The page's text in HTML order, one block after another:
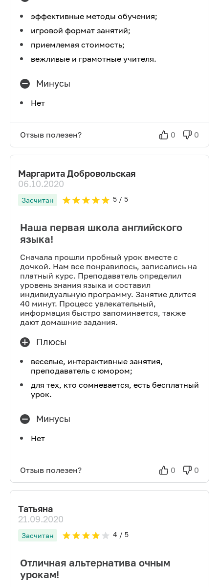
эффективные методы обучения;
игровой формат занятий;
приемлемая стоимость;
вежливые и грамотные учителя.
Минусы
Нет
Отзыв полезен? 0 0
Маргарита Добровольская
06.10.2020
Засчитан 5/ 5
Наша первая школа английского
языка!
Сначала прошли пробный урок вместе с
дочкой. Нам все понравилось, записались на
платный курс. Преподаватель определил
уровень знания языка и составил
индивидуальную программу. Занятие длится
40 минут. Процесс увлекательный,
информация быстро запоминается, также
дают домашние задания.
Плюсы
веселые, интерактивные занятия,
преподаватель с юмором;
для тех, кто сомневается, есть бесплатный
урок.
Минусы
Нет
Отзыв полезен? 0 0
Татьяна
21.09.2020
Засчитан 4 / 5
Отличная альтернатива очным
урокам!